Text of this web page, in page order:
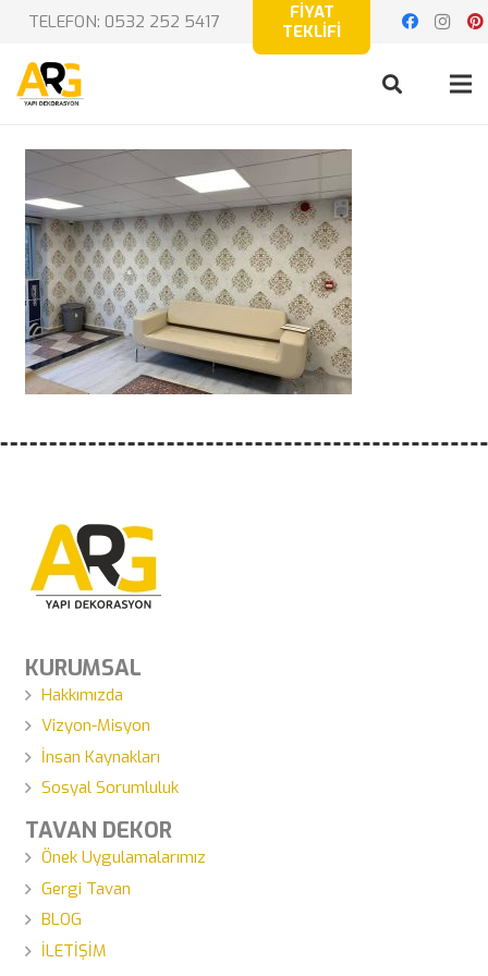
TELEFON: 0532 252 5417
FİYAT
TEKLİFİ
KURUMSAL
Hakkımızda
Vizyon-Misyon
İnsan Kaynakları
Sosyal Sorumluluk
TAVAN DEKOR
Önek Uygulamalarımız
Gergi Tavan
BLOG
İLETİŞİM